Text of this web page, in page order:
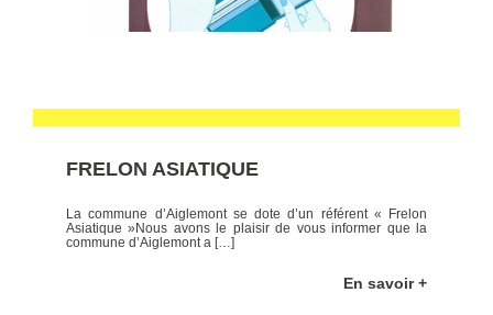
FRELON ASIATIQUE
La commune d’Aiglemont se dote d’un référent « Frelon
Asiatique »Nous avons le plaisir de vous informer que la
commune d’Aiglemont a […]
En savoir +